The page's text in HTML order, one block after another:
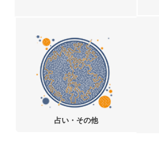
占い・その他